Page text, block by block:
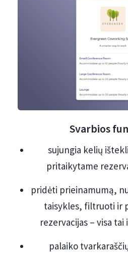
Svarbios
sujungia kelių
pritaikytame
pridėti prieinamumą,
taisykles, filtruoti ir
rezervacijas – visa
palaiko